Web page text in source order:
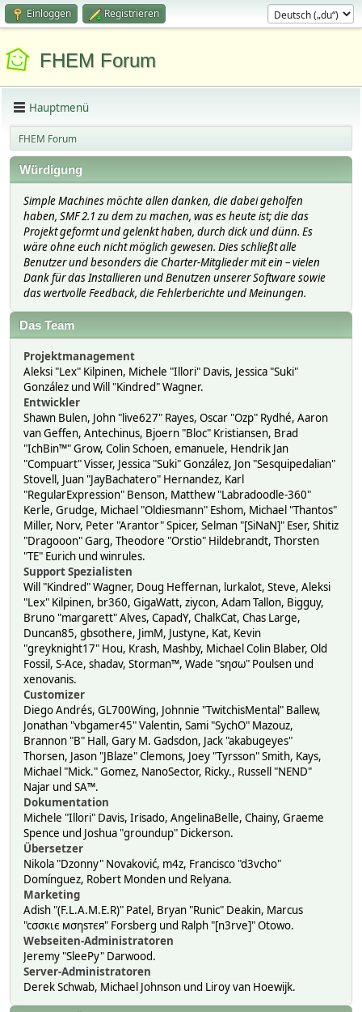
Einloggen Registrieren
FHEM Forum
Hauptmenü
FHEM Forum
Würdigung
Simple Machines möchte allen danken, die dabei geholfen
haben, SMF 2.1 zu dem zu machen, was es heute ist; die das
Projekt geformt und gelenkt haben, durch dick und dünn. Es
wäre ohne euch nicht möglich gewesen. Dies schließt alle
Benutzer und besonders die Charter-Mitglieder mit ein – vielen
Dank für das Installieren und Benutzen unserer Software sowie
das wertvolle Feedback, die Fehlerberichte und Meinungen.
Das Team
Projektmanagement
Aleksi "Lex" Kilpinen, Michele "Illori" Davis, Jessica "Suki"
González und Will "Kindred" Wagner.
Entwickler
Shawn Bulen, John "live627" Rayes, Oscar "Ozp" Rydhé, Aaron
van Geffen, Antechinus, Bjoern "Bloc" Kristiansen, Brad
"IchBin™" Grow, Colin Schoen, emanuele, Hendrik Jan
"Compuart" Visser, Jessica "Suki" González, Jon "Sesquipedalian"
Stovell, Juan "JayBachatero" Hernandez, Karl
"RegularExpression" Benson, Matthew "Labradoodle-360"
Kerle, Grudge, Michael "Oldiesmann" Eshom, Michael "Thantos"
Miller, Norv, Peter "Arantor" Spicer, Selman "[SiNaN]" Eser, Shitiz
"Dragooon" Garg, Theodore "Orstio" Hildebrandt, Thorsten
"TE" Eurich und winrules.
Support Spezialisten
Will "Kindred" Wagner, Doug Heffernan, lurkalot, Steve, Aleksi
"Lex" Kilpinen, br360, GigaWatt, ziycon, Adam Tallon, Bigguy,
Bruno "margarett" Alves, CapadY, ChalkCat, Chas Large,
Duncan85, gbsothere, JimM, Justyne, Kat, Kevin
"greyknight17" Hou, Krash, Mashby, Michael Colin Blaber, Old
Fossil, S-Ace, shadav, Storman™, Wade "sησω" Poulsen und
xenovanis.
Customizer
Diego Andrés, GL700Wing, Johnnie "TwitchisMental" Ballew,
Jonathan "vbgamer45" Valentin, Sami "SychO" Mazouz,
Brannon "B" Hall, Gary M. Gadsdon, Jack "akabugeyes"
Thorsen, Jason "JBlaze" Clemons, Joey "Tyrsson" Smith, Kays,
Michael "Mick." Gomez, NanoSector, Ricky., Russell "NEND"
Najar und SA™.
Dokumentation
Michele "Illori" Davis, Irisado, AngelinaBelle, Chainy, Graeme
Spence und Joshua "groundup" Dickerson.
Übersetzer
Nikola "Dzonny" Novaković, m4z, Francisco "d3vcho"
Domínguez, Robert Monden und Relyana.
Marketing
Adish "(F.L.A.M.E.R)" Patel, Bryan "Runic" Deakin, Marcus
"cσσкιє мσηѕтєя" Forsberg und Ralph "[n3rve]" Otowo.
Webseiten-Administratoren
Jeremy "SleePy" Darwood.
Server-Administratoren
Derek Schwab, Michael Johnson und Liroy van Hoewijk.